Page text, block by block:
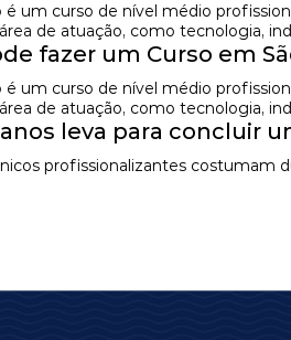
é um curso de nível médio
de atuação, como tecnologia,
fazer um Curso em
é um curso de nível médio
de atuação, como tecnologia,
leva para concluir
profissionalizantes costumam